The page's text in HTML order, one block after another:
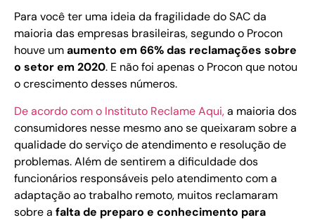
Para você ter uma ideia da fragilidade do SAC da
maioria das empresas brasileiras, segundo o Procon
houve umaumento em 66% das reclamações sobre
o setor em 2020. E não foi apenas o Procon que notou
o crescimento desses números.
De acordo com o Instituto Reclame Aqui,a maioria dos
consumidores nesse mesmo ano se queixaram sobre a
qualidade do serviço de atendimento e resolução de
problemas. Além de sentirem a dificuldade dos
funcionários responsáveis pelo atendimento com a
adaptação ao trabalho remoto, muitos reclamaram
sobre a falta de preparo e conhecimento para